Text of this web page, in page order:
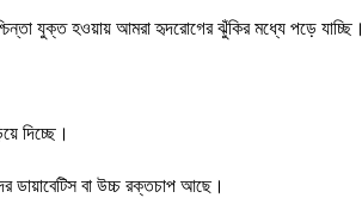
যুক্ত হওয়ায় আমরা হৃদরোগের ঝুঁকির মধ্যে পড়ে যাচ্ছি।
দিচ্ছে।
ডায়াবেটিস বা উচ্চ রক্তচাপ আছে।